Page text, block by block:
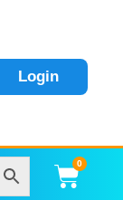
Login
0